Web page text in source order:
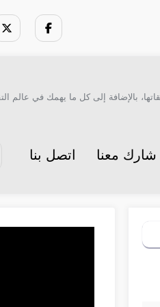
بالإضافة إلى كل ما يهمك في عالم
شارك معنا اتصل بنا